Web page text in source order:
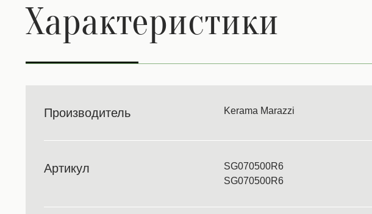
Характеристики
Производитель Kerama Marazzi
Артикул
SG070500R6
SG070500R6